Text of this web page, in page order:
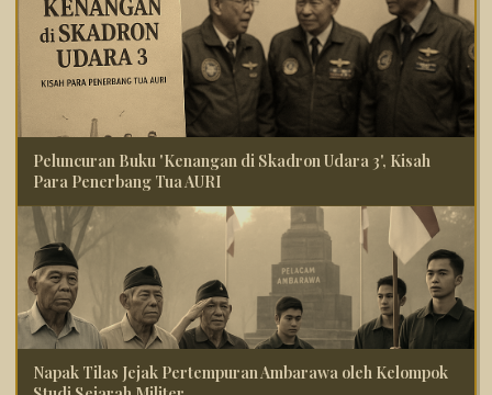
Peluncuran Buku 'Kenangan di Skadron Udara 3', Kisah
Para Penerbang Tua AURI
Napak Tilas Jejak Pertempuran Ambarawa oleh Kelompok